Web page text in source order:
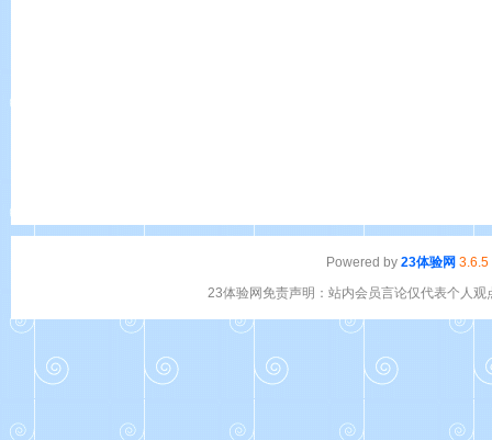
Powered by 23体验网 3.6.5
23体验网免责声明：站内会员言论仅代表个人